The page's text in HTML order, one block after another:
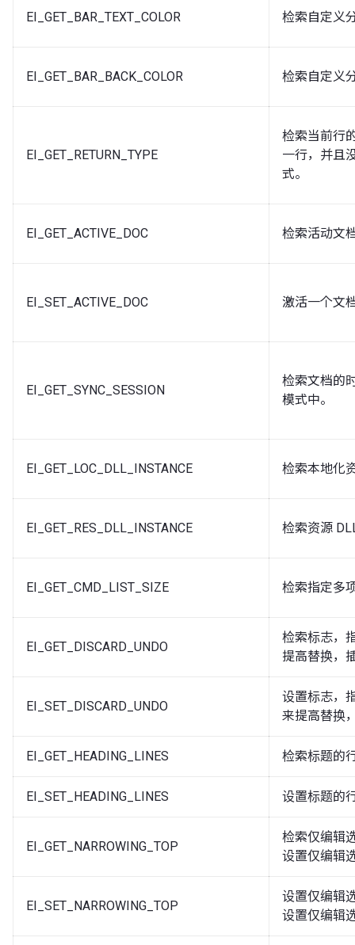
EI_GET_BAR_TEXT_COLOR 检索自定义
EI_GET_BAR_BACK_COLOR 检索自定义
EI_GET_RETURN_TYPE
检索当前行
一行，并且
式。
EI_GET_ACTIVE_DOC 检索活动文
EI_SET_ACTIVE_DOC 激活一个文
EI_GET_SYNC_SESSION
检索文档的
模式中。
EI_GET_LOC_DLL_INSTANCE 检索本地化
EI_GET_RES_DLL_INSTANCE 检索资源
EI_GET_CMD_LIST_SIZE 检索指定多
EI_GET_DISCARD_UNDO
检索标志，
提高替换，
EI_SET_DISCARD_UNDO
设置标志，
来提高替换
EI_GET_HEADING_LINES 检索标题的
EI_SET_HEADING_LINES 设置标题的
EI_GET_NARROWING_TOP
检索仅编辑
设置仅编辑
EI_SET_NARROWING_TOP
设置仅编辑
设置仅编辑